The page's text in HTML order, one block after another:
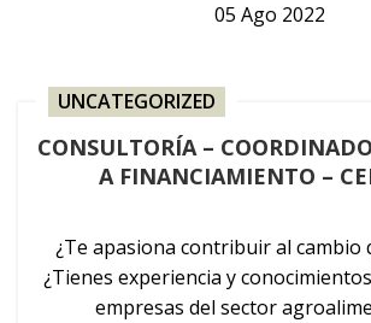
05 Ago 2022
UNCATEGORIZED
CONSULTORÍA –
A FINANCIAMIENTO –
¿Te apasiona contribuir al cambio
¿Tienes experiencia y
empresas del sector